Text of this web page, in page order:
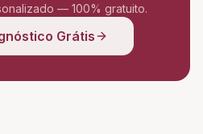
— 100% gratuito.
Grátis